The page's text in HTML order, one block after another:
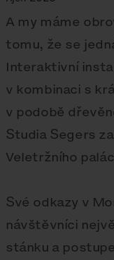
A my máme
tomu, že se
Interaktivní
v kombinaci s
v podobě
Studia Segers
Veletržního
Své odkazy v
návštěvníci
stánku a